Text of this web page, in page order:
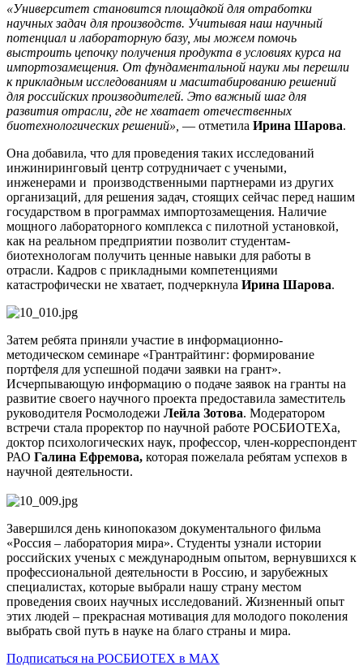
«Университет становится площадкой для отработки
научных задач для производств. Учитывая наш научный
потенциал и лабораторную базу, мы можем помочь
выстроить цепочку получения продукта в условиях курса на
импортозамещения. От фундаментальной науки мы перешли
к прикладным исследованиям и масштабированию решений
для российских производителей. Это важный шаг для
развития отрасли, где не хватает отечественных
биотехнологических решений», — отметила Ирина Шарова.
Она добавила, что для проведения таких исследований
инжиниринговый центр сотрудничает с учеными,
инженерами и производственными партнерами из других
организаций, для решения задач, стоящих сейчас перед нашим
государством в программах импортозамещения. Наличие
мощного лабораторного комплекса с пилотной установкой,
как на реальном предприятии позволит студентам-
биотехнологам получить ценные навыки для работы в
отрасли. Кадров с прикладными компетенциями
катастрофически не хватает, подчеркнула Ирина Шарова.
Затем ребята приняли участие в информационно-
методическом семинаре «Грантрайтинг: формирование
портфеля для успешной подачи заявки на грант».
Исчерпывающую информацию о подаче заявок на гранты на
развитие своего научного проекта предоставила заместитель
руководителя Росмолодежи Лейла Зотова. Модератором
встречи стала проректор по научной работе РОСБИОТЕХа,
доктор психологических наук, профессор, член-корреспондент
РАО Галина Ефремова, которая пожелала ребятам успехов в
научной деятельности.
Завершился день кинопоказом документального фильма
«Россия – лаборатория мира». Студенты узнали истории
российских ученых с международным опытом, вернувшихся к
профессиональной деятельности в Россию, и зарубежных
специалистах, которые выбрали нашу страну местом
проведения своих научных исследований. Жизненный опыт
этих людей – прекрасная мотивация для молодого поколения
выбрать свой путь в науке на благо страны и мира.
Подписаться на РОСБИОТЕХ в MAX